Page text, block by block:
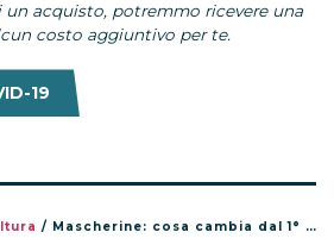
acquisto, potremmo ricevere una
costo aggiuntivo per te.
19
/ Mascherine: cosa cambia dal 1° ottobre 2022